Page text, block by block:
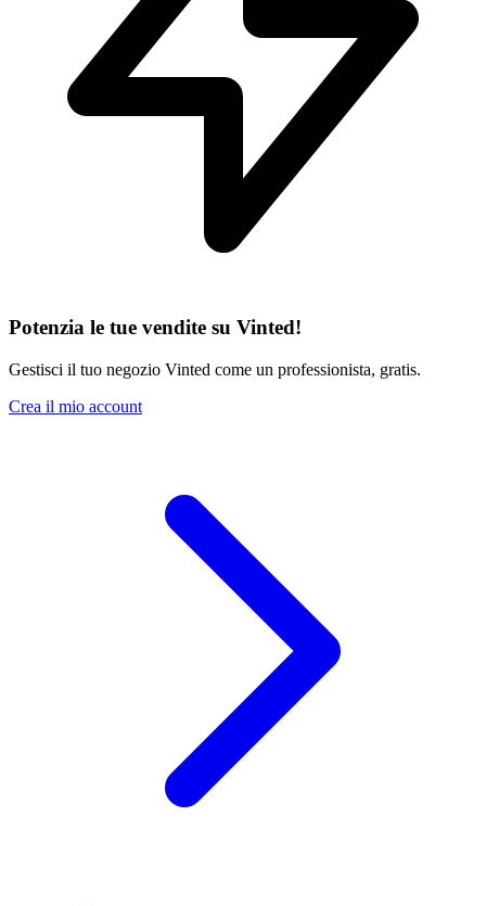
Potenzia le tue vendite su Vinted!
Gestisci il tuo negozio Vinted come un professionista, gratis.
Crea il mio account